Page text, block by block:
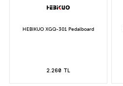
HEBIKUO XGQ-301 Pedalboard
2.260 TL